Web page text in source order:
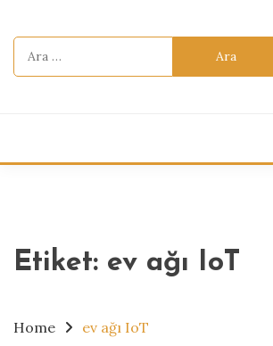
content
Etiket: ev ağı IoT
Home ev ağı IoT